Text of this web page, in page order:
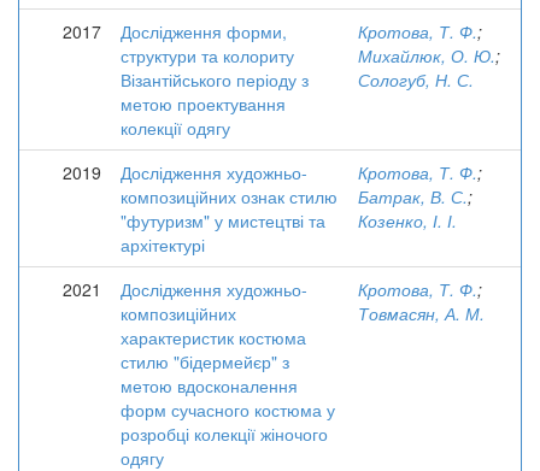
2017
Дослідження форми,
структури та колориту
Візантійського періоду з
метою проектування
колекції одягу
Кротова, Т. Ф.;
Михайлюк, О. Ю.;
Сологуб, Н. С.
2019
Дослідження художньо-
композиційних ознак стилю
"футуризм" у мистецтві та
архітектурі
Кротова, Т. Ф.;
Батрак, В. С.;
Козенко, І. І.
2021
Дослідження художньо-
композиційних
характеристик костюма
стилю "бідермейєр" з
метою вдосконалення
форм сучасного костюма у
розробці колекції жіночого
одягу
Кротова, Т. Ф.;
Товмасян, А. М.